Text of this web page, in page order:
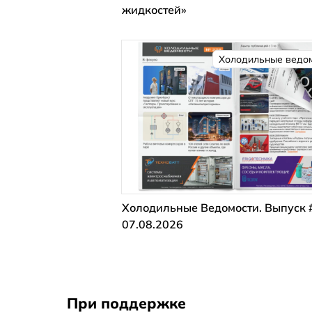
жидкостей»
Холодильные
Холодильные Ведомости. Выпуск
07.08.2026
При поддержке